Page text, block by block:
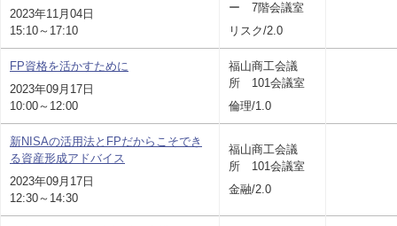
2023年11月04日
15:10～17:10
ー 7階会議室
リスク/2.0
FP資格を活かすために
2023年09月17日
10:00～12:00
福山商工会議
所 101会議室
倫理/1.0
新NISAの活用法とFPだからこそでき
る資産形成アドバイス
2023年09月17日
12:30～14:30
福山商工会議
所 101会議室
金融/2.0